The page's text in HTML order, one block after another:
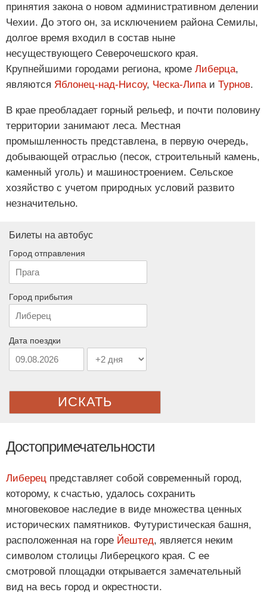
принятия закона о новом административном делении
Чехии. До этого он, за исключением района Семилы,
долгое время входил в состав ныне
несуществующего Северочешского края.
Крупнейшими городами региона, кроме Либерца,
являются Яблонец-над-Нисоу, Ческа-Липа и Турнов.
В крае преобладает горный рельеф, и почти половину
территории занимают леса. Местная
промышленность представлена, в первую очередь,
добывающей отраслью (песок, строительный камень,
каменный уголь) и машиностроением. Сельское
хозяйство с учетом природных условий развито
незначительно.
Билеты на автобус
Город отправления
Город прибытия
Дата поездки
ИСКАТЬ
Достопримечательности
Либерец представляет собой современный город,
которому, к счастью, удалось сохранить
многовековое наследие в виде множества ценных
исторических памятников. Футуристическая башня,
расположенная на горе Йештед, является неким
символом столицы Либерецкого края. С ее
смотровой площадки открывается замечательный
вид на весь город и окрестности.